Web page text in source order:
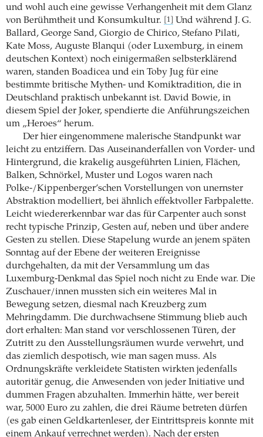
und wohl auch eine gewisse Verhangenheit mit dem Glanz
von Berühmtheit und Konsumkultur.
[1]
Und während J. G.
Ballard, George Sand, Giorgio de Chirico, Stefano Pilati,
Kate Moss, Auguste Blanqui (oder Luxemburg, in einem
deutschen Kontext) noch einigermaßen selbsterklärend
waren, standen Boadicea und ein Toby Jug für eine
bestimmte britische Mythen- und Komiktradition, die in
Deutschland praktisch unbekannt ist. David Bowie, in
diesem Spiel der Joker, spendierte die Anführungszeichen
um „Heroes“ herum.
Der hier eingenommene malerische Standpunkt war
leicht zu entziffern. Das Auseinanderfallen von Vorder- und
Hintergrund, die krakelig ausgeführten Linien, Flächen,
Balken, Schnörkel, Muster und Logos waren nach
Polke-/Kippenberger’schen Vorstellungen von unernster
Abstraktion modelliert, bei ähnlich effektvoller Farbpalette.
Leicht wiedererkennbar war das für Carpenter auch sonst
recht typische Prinzip, Gesten auf, neben und über andere
Gesten zu stellen. Diese Stapelung wurde an jenem späten
Sonntag auf der Ebene der weiteren Ereignisse
durchgehalten, da mit der Versammlung um das
Luxemburg-Denkmal das Spiel noch nicht zu Ende war. Die
Zuschauer/innen mussten sich ein weiteres Mal in
Bewegung setzen, diesmal nach Kreuzberg zum
Mehringdamm. Die durchwachsene Stimmung blieb auch
dort erhalten: Man stand vor verschlossenen Türen, der
Zutritt zu den Ausstellungsräumen wurde verwehrt, und
das ziemlich despotisch, wie man sagen muss. Als
Ordnungskräfte verkleidete Statisten wirkten jedenfalls
autoritär genug, die Anwesenden von jeder Initiative und
dummen Fragen abzuhalten. Immerhin hätte, wer bereit
war, 5000 Euro zu zahlen, die drei Räume betreten dürfen
(es gab einen Geldkartenleser, der Eintrittspreis konnte mit
einem Ankauf verrechnet werden). Nach der ersten